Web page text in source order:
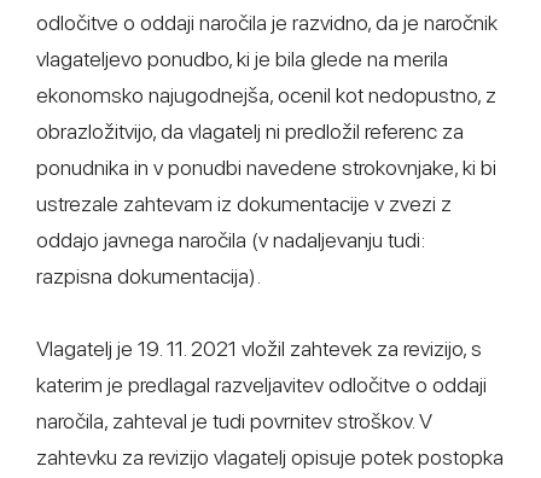
odločitve o oddaji naročila je razvidno, da je naročnik
vlagateljevo ponudbo, ki je bila glede na merila
ekonomsko najugodnejša, ocenil kot nedopustno, z
obrazložitvijo, da vlagatelj ni predložil referenc za
ponudnika in v ponudbi navedene strokovnjake, ki bi
ustrezale zahtevam iz dokumentacije v zvezi z
oddajo javnega naročila (v nadaljevanju tudi:
razpisna dokumentacija).
Vlagatelj je 19. 11. 2021 vložil zahtevek za revizijo, s
katerim je predlagal razveljavitev odločitve o oddaji
naročila, zahteval je tudi povrnitev stroškov. V
zahtevku za revizijo vlagatelj opisuje potek postopka